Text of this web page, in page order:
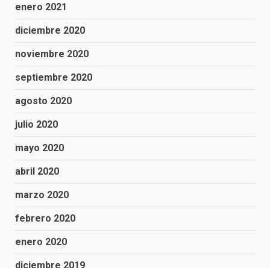
enero 2021
diciembre 2020
noviembre 2020
septiembre 2020
agosto 2020
julio 2020
mayo 2020
abril 2020
marzo 2020
febrero 2020
enero 2020
diciembre 2019